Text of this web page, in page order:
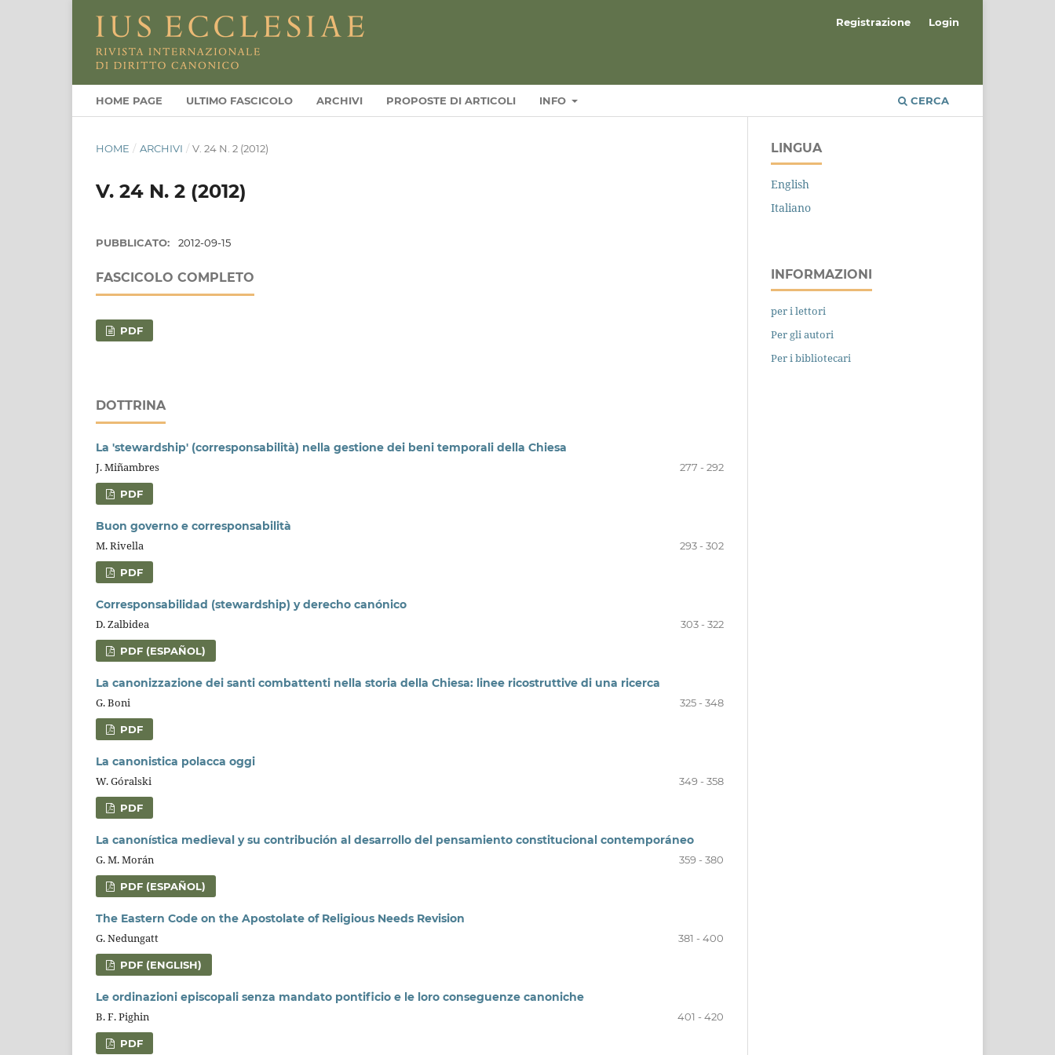
HOME PAGE ULTIMO FASCICOLO ARCHIVI PROPOSTE DI ARTICOLI INFO CERCA
Registrazione Login
HOME / ARCHIVI / V. 24 N. 2 (2012)
V. 24 N. 2 (2012)
PUBBLICATO: 2012-09-15
FASCICOLO COMPLETO
PDF
DOTTRINA
La 'stewardship' (corresponsabilità) nella gestione dei beni temporali della Chiesa
J. Miñambres
277 - 292
PDF
Buon governo e corresponsabilità
M. Rivella
293 - 302
PDF
Corresponsabilidad (stewardship) y derecho canónico
D. Zalbidea
303 - 322
PDF (ESPAÑOL)
La canonizzazione dei santi combattenti nella storia della Chiesa: linee ricostruttive di una ricerca
G. Boni
325 - 348
PDF
La canonistica polacca oggi
W. Góralski
349 - 358
PDF
La canonística medieval y su contribución al desarrollo del pensamiento constitucional contemporáneo
G. M. Morán
359 - 380
PDF (ESPAÑOL)
The Eastern Code on the Apostolate of Religious Needs Revision
G. Nedungatt
381 - 400
PDF (ENGLISH)
Le ordinazioni episcopali senza mandato pontificio e le loro conseguenze canoniche
B. F. Pighin
401 - 420
PDF
LINGUA
English
Italiano
INFORMAZIONI
per i lettori
Per gli autori
Per i bibliotecari